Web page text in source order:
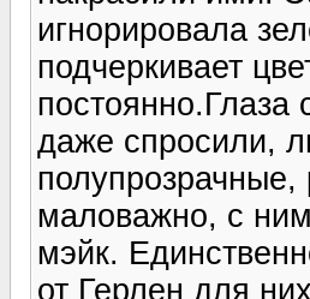
игнорировала
подчеркивает
даже спросили,
полупрозрачные,
маловажно, с
мэйк.
от Герлен для